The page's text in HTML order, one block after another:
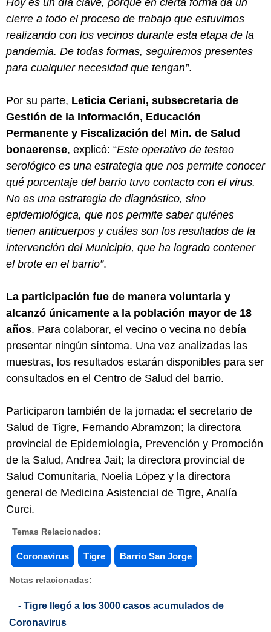
cierre a todo el proceso de trabajo que estuvimos
realizando con los vecinos durante esta etapa de la
pandemia. De todas formas, seguiremos presentes
para cualquier necesidad que tengan”.
Por su parte, Leticia Ceriani, subsecretaria de
Gestión de la Información, Educación
Permanente y Fiscalización del Min. de Salud
bonaerense, explicó: “Este operativo de testeo
serológico es una estrategia que nos permite conocer
qué porcentaje del barrio tuvo contacto con el virus.
No es una estrategia de diagnóstico, sino
epidemiológica, que nos permite saber quiénes
tienen anticuerpos y cuáles son los resultados de la
intervención del Municipio, que ha logrado contener
el brote en el barrio”.
La participación fue de manera voluntaria y
alcanzó únicamente a la población mayor de 18
años. Para colaborar, el vecino o vecina no debía
presentar ningún síntoma. Una vez analizadas las
muestras, los resultados estarán disponibles para ser
consultados en el Centro de Salud del barrio.
Participaron también de la jornada: el secretario de
Salud de Tigre, Fernando Abramzon; la directora
provincial de Epidemiología, Prevención y Promoción
de la Salud, Andrea Jait; la directora provincial de
Salud Comunitaria, Noelia López y la directora
general de Medicina Asistencial de Tigre, Analía
Curci.
Temas Relacionados:
Coronavirus Tigre Barrio San Jorge
Notas relacionadas:
- Tigre llegó a los 3000 casos acumulados de
Coronavirus